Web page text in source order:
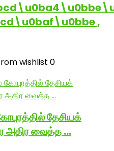
,
wishlist 0
தேசியக்
அதிர வைத்த …